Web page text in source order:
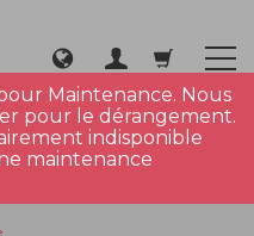
Maintenance. Nous
pour le dérangement.
indisponible
maintenance